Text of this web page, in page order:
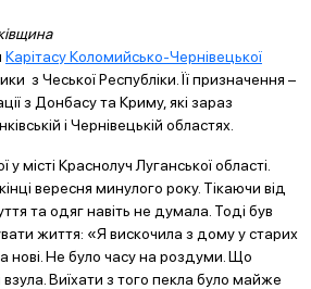
Карітасу Коломийсько-Чернівецької
з Чеської Республіки. Її призначення –
з Донбасу та Криму, які зараз
і Чернівецькій областях.
місті Краснолуч Луганської області.
вересня минулого року. Тікаючи від
та одяг навіть не думала. Тоді був
життя: «Я вискочила з дому у старих
нові. Не було часу на роздуми. Що
взула. Виїхати з того пекла було майже